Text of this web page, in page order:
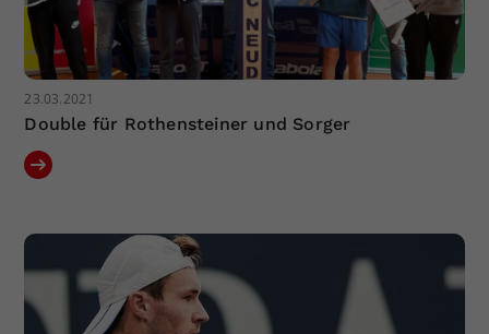
23.03.2021
Double für Rothensteiner und Sorger